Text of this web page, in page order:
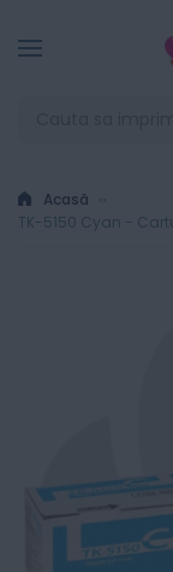
Acasă
TK-5150 Cyan -